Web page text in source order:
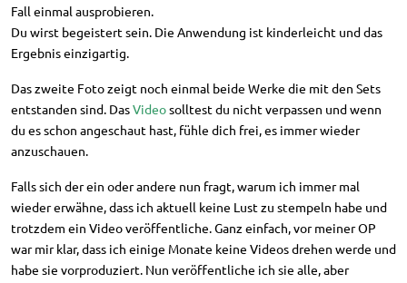
Fall einmal ausprobieren.
Du wirst begeistert sein. Die Anwendung ist kinderleicht und das
Ergebnis einzigartig.
Das zweite Foto zeigt noch einmal beide Werke die mit den Sets
entstanden sind. DasVideosolltest du nicht verpassen und wenn
du es schon angeschaut hast, fühle dich frei, es immer wieder
anzuschauen.
Falls sich der ein oder andere nun fragt, warum ich immer mal
wieder erwähne, dass ich aktuell keine Lust zu stempeln habe und
trotzdem ein Video veröffentliche. Ganz einfach, vor meiner OP
war mir klar, dass ich einige Monate keine Videos drehen werde und
habe sie vorproduziert. Nun veröffentliche ich sie alle, aber